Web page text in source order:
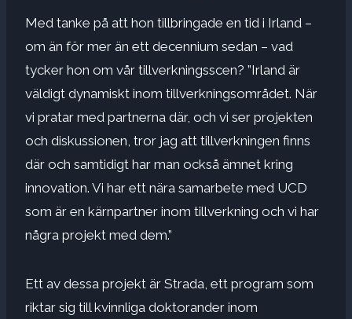
Med tanke på att hon tillbringade en tid i Irland –
om än för mer än ett decennium sedan – vad
tycker hon om vår tillverkningsscen? ”Irland är
väldigt dynamiskt inom tillverkningsområdet. När
vi pratar med partnerna där, och vi ser projekten
och diskussionen, tror jag att tillverkningen finns
där och samtidigt har man också ämnet kring
innovation. Vi har ett nära samarbete med UCD
som är en kärnpartner inom tillverkning och vi har
några projekt med dem.”
Ett av dessa projekt är Strada, ett program som
riktar sig till kvinnliga doktorander inom